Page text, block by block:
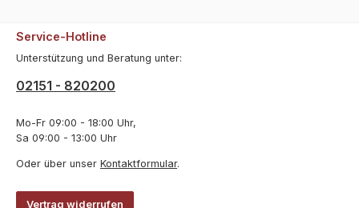
Service-Hotline
Unterstützung und Beratung unter:
02151 - 820200
Mo-Fr 09:00 - 18:00 Uhr,
Sa 09:00 - 13:00 Uhr
Oder über unser Kontaktformular.
Vertrag widerrufen